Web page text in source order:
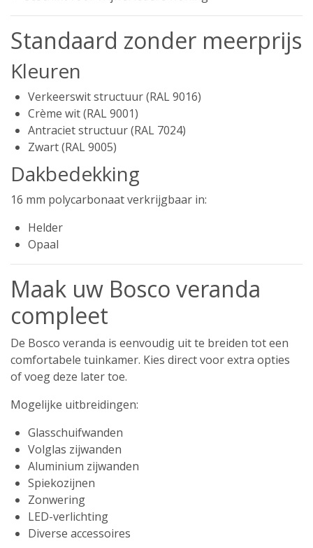
Standaard zonder meerprijs
Kleuren
Verkeerswit structuur (RAL 9016)
Crème wit (RAL 9001)
Antraciet structuur (RAL 7024)
Zwart (RAL 9005)
Dakbedekking
16 mm polycarbonaat verkrijgbaar in:
Helder
Opaal
Maak uw Bosco veranda
compleet
De Bosco veranda is eenvoudig uit te breiden tot een
comfortabele tuinkamer. Kies direct voor extra opties
of voeg deze later toe.
Mogelijke uitbreidingen:
Glasschuifwanden
Volglas zijwanden
Aluminium zijwanden
Spiekozijnen
Zonwering
LED-verlichting
Diverse accessoires